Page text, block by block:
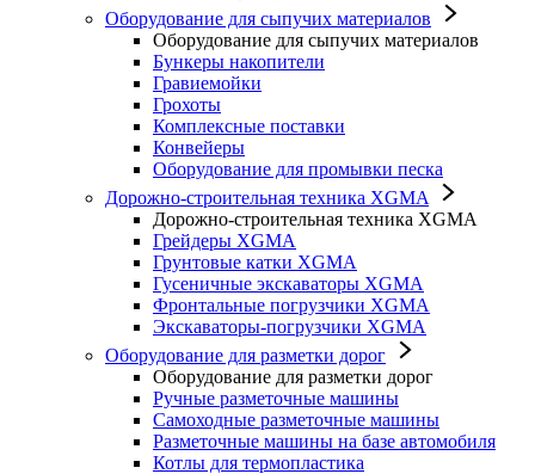
Оборудование для сыпучих материалов
Оборудование для сыпучих материалов
Бункеры накопители
Гравиемойки
Грохоты
Комплексные поставки
Конвейеры
Оборудование для промывки песка
Дорожно-строительная техника XGMA
Дорожно-строительная техника XGMA
Грейдеры XGMA
Грунтовые катки XGMA
Гусеничные экскаваторы XGMA
Фронтальные погрузчики XGMA
Экскаваторы-погрузчики XGMA
Оборудование для разметки дорог
Оборудование для разметки дорог
Ручные разметочные машины
Самоходные разметочные машины
Разметочные машины на базе автомобиля
Котлы для термопластика